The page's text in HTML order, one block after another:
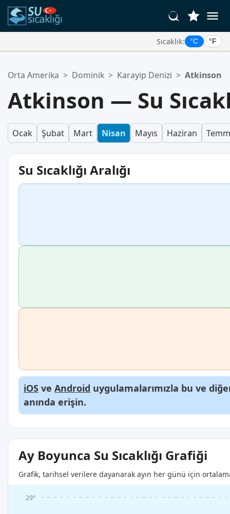
Sıcaklık: °C °F
Favoriler listeniz boş.
Orta Amerika > Dominik > Karayip Denizi > Atkinson
Atkinson — Su
Ocak Şubat Mart Nisan Mayıs Haziran
Su Sıcaklığı Aralığı
iOS ve Android uygulamalarımızla bu ve
anında erişin.
Ay Boyunca Su Sıcaklığı Grafiği
Grafik, tarihsel verilere dayanarak ayın her günü için
29°